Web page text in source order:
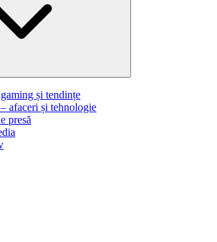
și tendințe
afaceri și tehnologie
presă